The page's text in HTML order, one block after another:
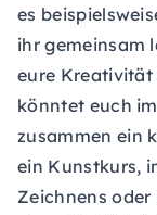
es
ihr gemeinsam
eure Kreativität
könntet euch
zusammen ein
ein Kunstkurs,
Zeichnens